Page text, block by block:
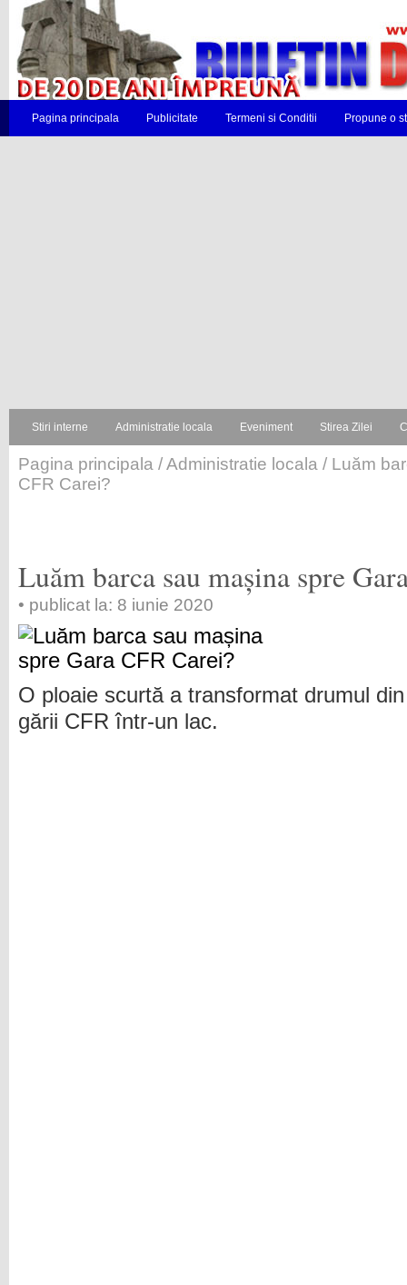
Pagina principala Publicitate Termeni si Conditii Propune o
Stiri interne Administratie locala Eveniment Stirea Zilei
Pagina principala /Administratie locala / Luăm
CFR Carei?
Luăm barca sau mașina spre
• publicat la: 8 iunie 2020
O ploaie scurtă a transformat drumul
gării CFR într-un lac.